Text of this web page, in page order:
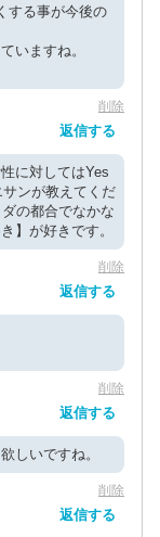
する事が今後の
いますね。
削除
返信する
に対してはYes
ンが教えてくだ
の都合でなかな
】が好きです。
削除
返信する
削除
返信する
しいですね。
削除
返信する